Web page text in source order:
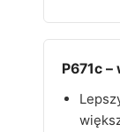
P671c